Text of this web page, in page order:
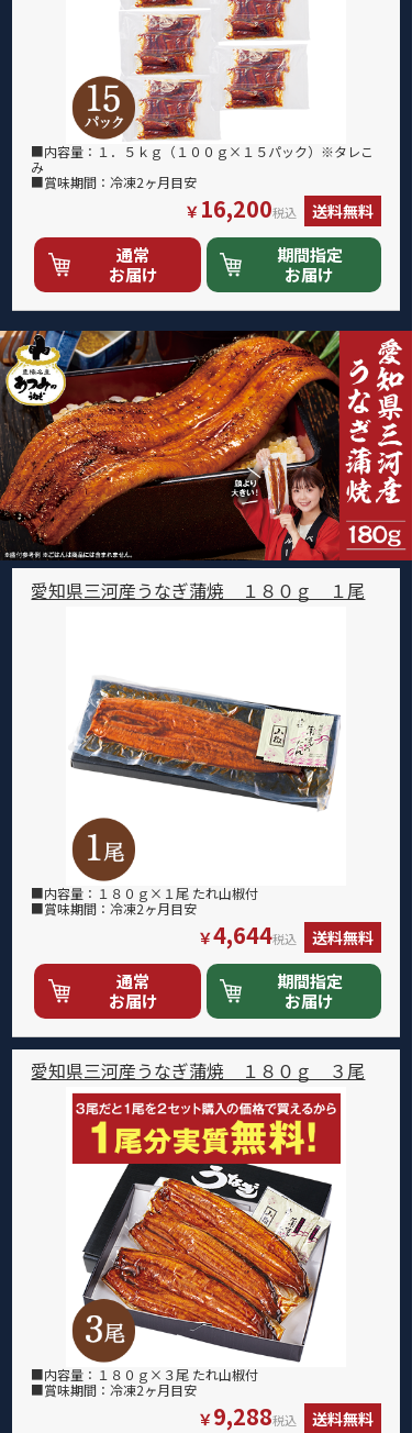
■内容量：１．５ｋｇ（１００ｇ×１５パック）※タレこ
み
■賞味期間：冷凍2ヶ月目安
￥ 16,200税込 送料無料
通常
お届け
期間指定
お届け
愛知県三河産うなぎ蒲焼 １８０ｇ １尾
■内容量：１８０ｇ×１尾 たれ山椒付
■賞味期間：冷凍2ヶ月目安
￥4,644税込 送料無料
通常
お届け
期間指定
お届け
愛知県三河産うなぎ蒲焼 １８０ｇ ３尾
■内容量：１８０ｇ×３尾 たれ山椒付
■賞味期間：冷凍2ヶ月目安
￥9,288税込 送料無料